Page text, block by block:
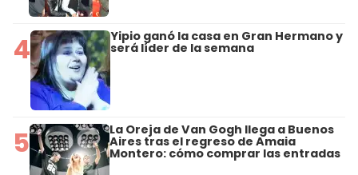
4 Yipio ganó la casa en Gran Hermano y
será líder de la semana
5 La Oreja de Van Gogh llega a Buenos
Aires tras el regreso de Amaia
Montero: cómo comprar las entradas